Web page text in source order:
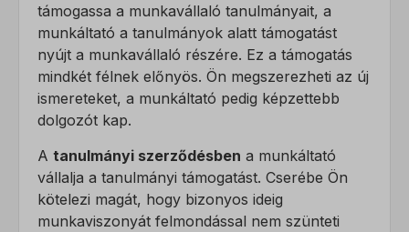
támogassa a munkavállaló tanulmányait, a
munkáltató a tanulmányok alatt támogatást
nyújt a munkavállaló részére. Ez a támogatás
mindkét félnek előnyös. Ön megszerezheti az új
ismereteket, a munkáltató pedig képzettebb
dolgozót kap.
A tanulmányi szerződésben a munkáltató
vállalja a tanulmányi támogatást. Cserébe Ön
kötelezi magát, hogy bizonyos ideig
munkaviszonyát felmondással nem szünteti